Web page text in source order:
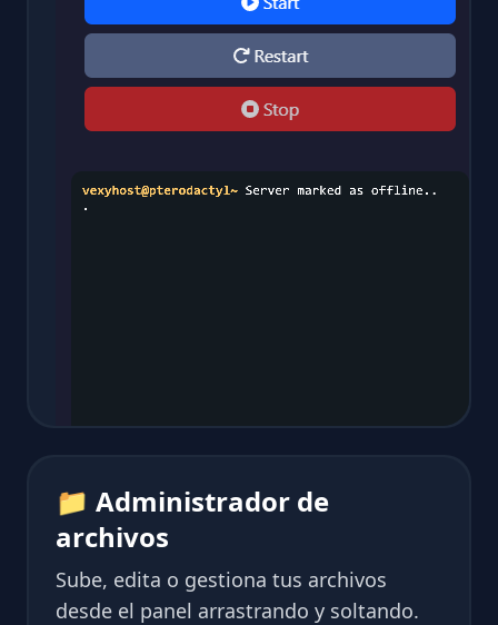
📁 Administrador de
archivos
Sube, edita o gestiona tus archivos
desde el panel arrastrando y soltando.